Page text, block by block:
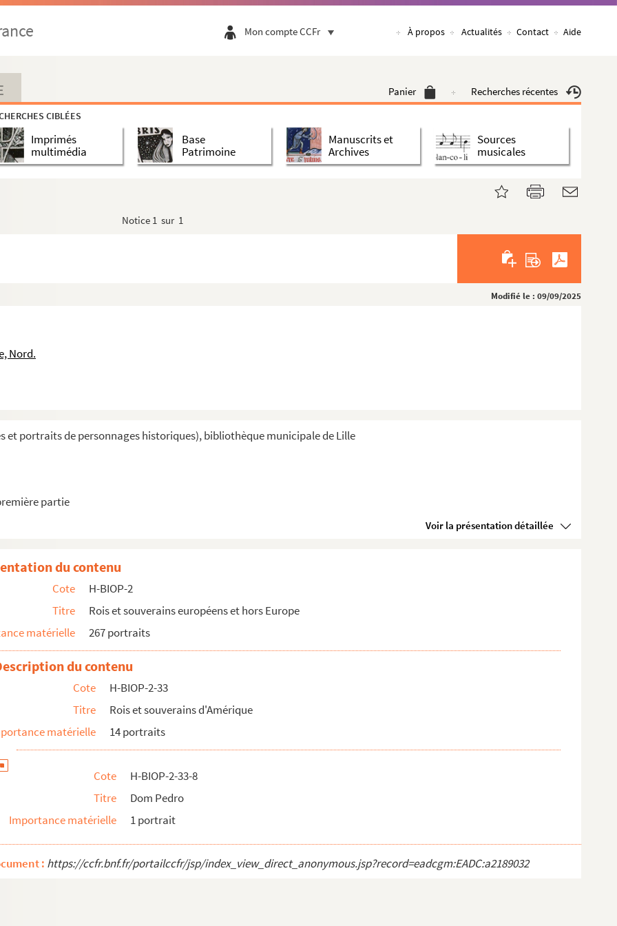
Mon compte CCFr À propos Actualités Contact Aide
Panier Recherches récentes
CIBLÉES
Imprimés
multimédia
Base
Patrimoine
Manuscrits et
Archives
Sources
musicales
Notice 1 sur 1
Modifié le : 09/09/2025
Nord.
et portraits de personnages historiques), bibliothèque municipale de Lille
partie
Voir la présentation détaillée
à la présidentielle
couple impérial du Brésil
du contenu
Cote
H-BIOP-2
Titre
Rois et souverains européens et hors Europe
matérielle
267 portraits
du contenu
Cote
H-BIOP-2-33
Titre
Rois et souverains d'Amérique
matérielle
14 portraits
Cote
H-BIOP-2-33-8
Titre
Dom Pedro
Importance matérielle
1 portrait
: https://ccfr.bnf.fr/portailccfr/jsp/index_view_direct_anonymous.jsp?record=eadcgm:EADC:a2189032